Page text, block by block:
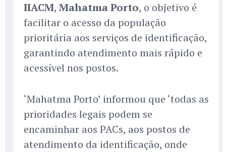
IIACM, Mahatma Porto, o objetivo é
facilitar o acesso da população
prioritária aos serviços de identificação,
garantindo atendimento mais rápido e
acessível nos postos.
‘Mahatma Porto’ informou que ‘todas as
prioridades legais podem se
encaminhar aos PACs, aos postos de
atendimento da identificação, onde